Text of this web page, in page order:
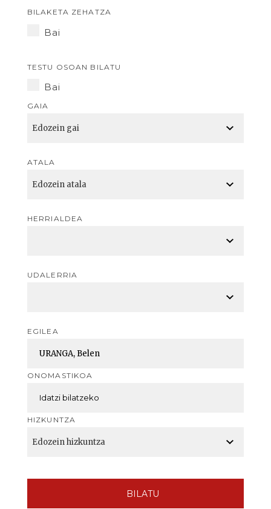
BILAKETA ZEHATZA
Bai
TESTU OSOAN BILATU
Bai
GAIA
ATALA
HERRIALDEA
UDALERRIA
EGILEA
ONOMASTIKOA
HIZKUNTZA
BILATU